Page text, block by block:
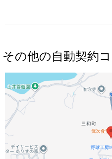
その他の自動契約